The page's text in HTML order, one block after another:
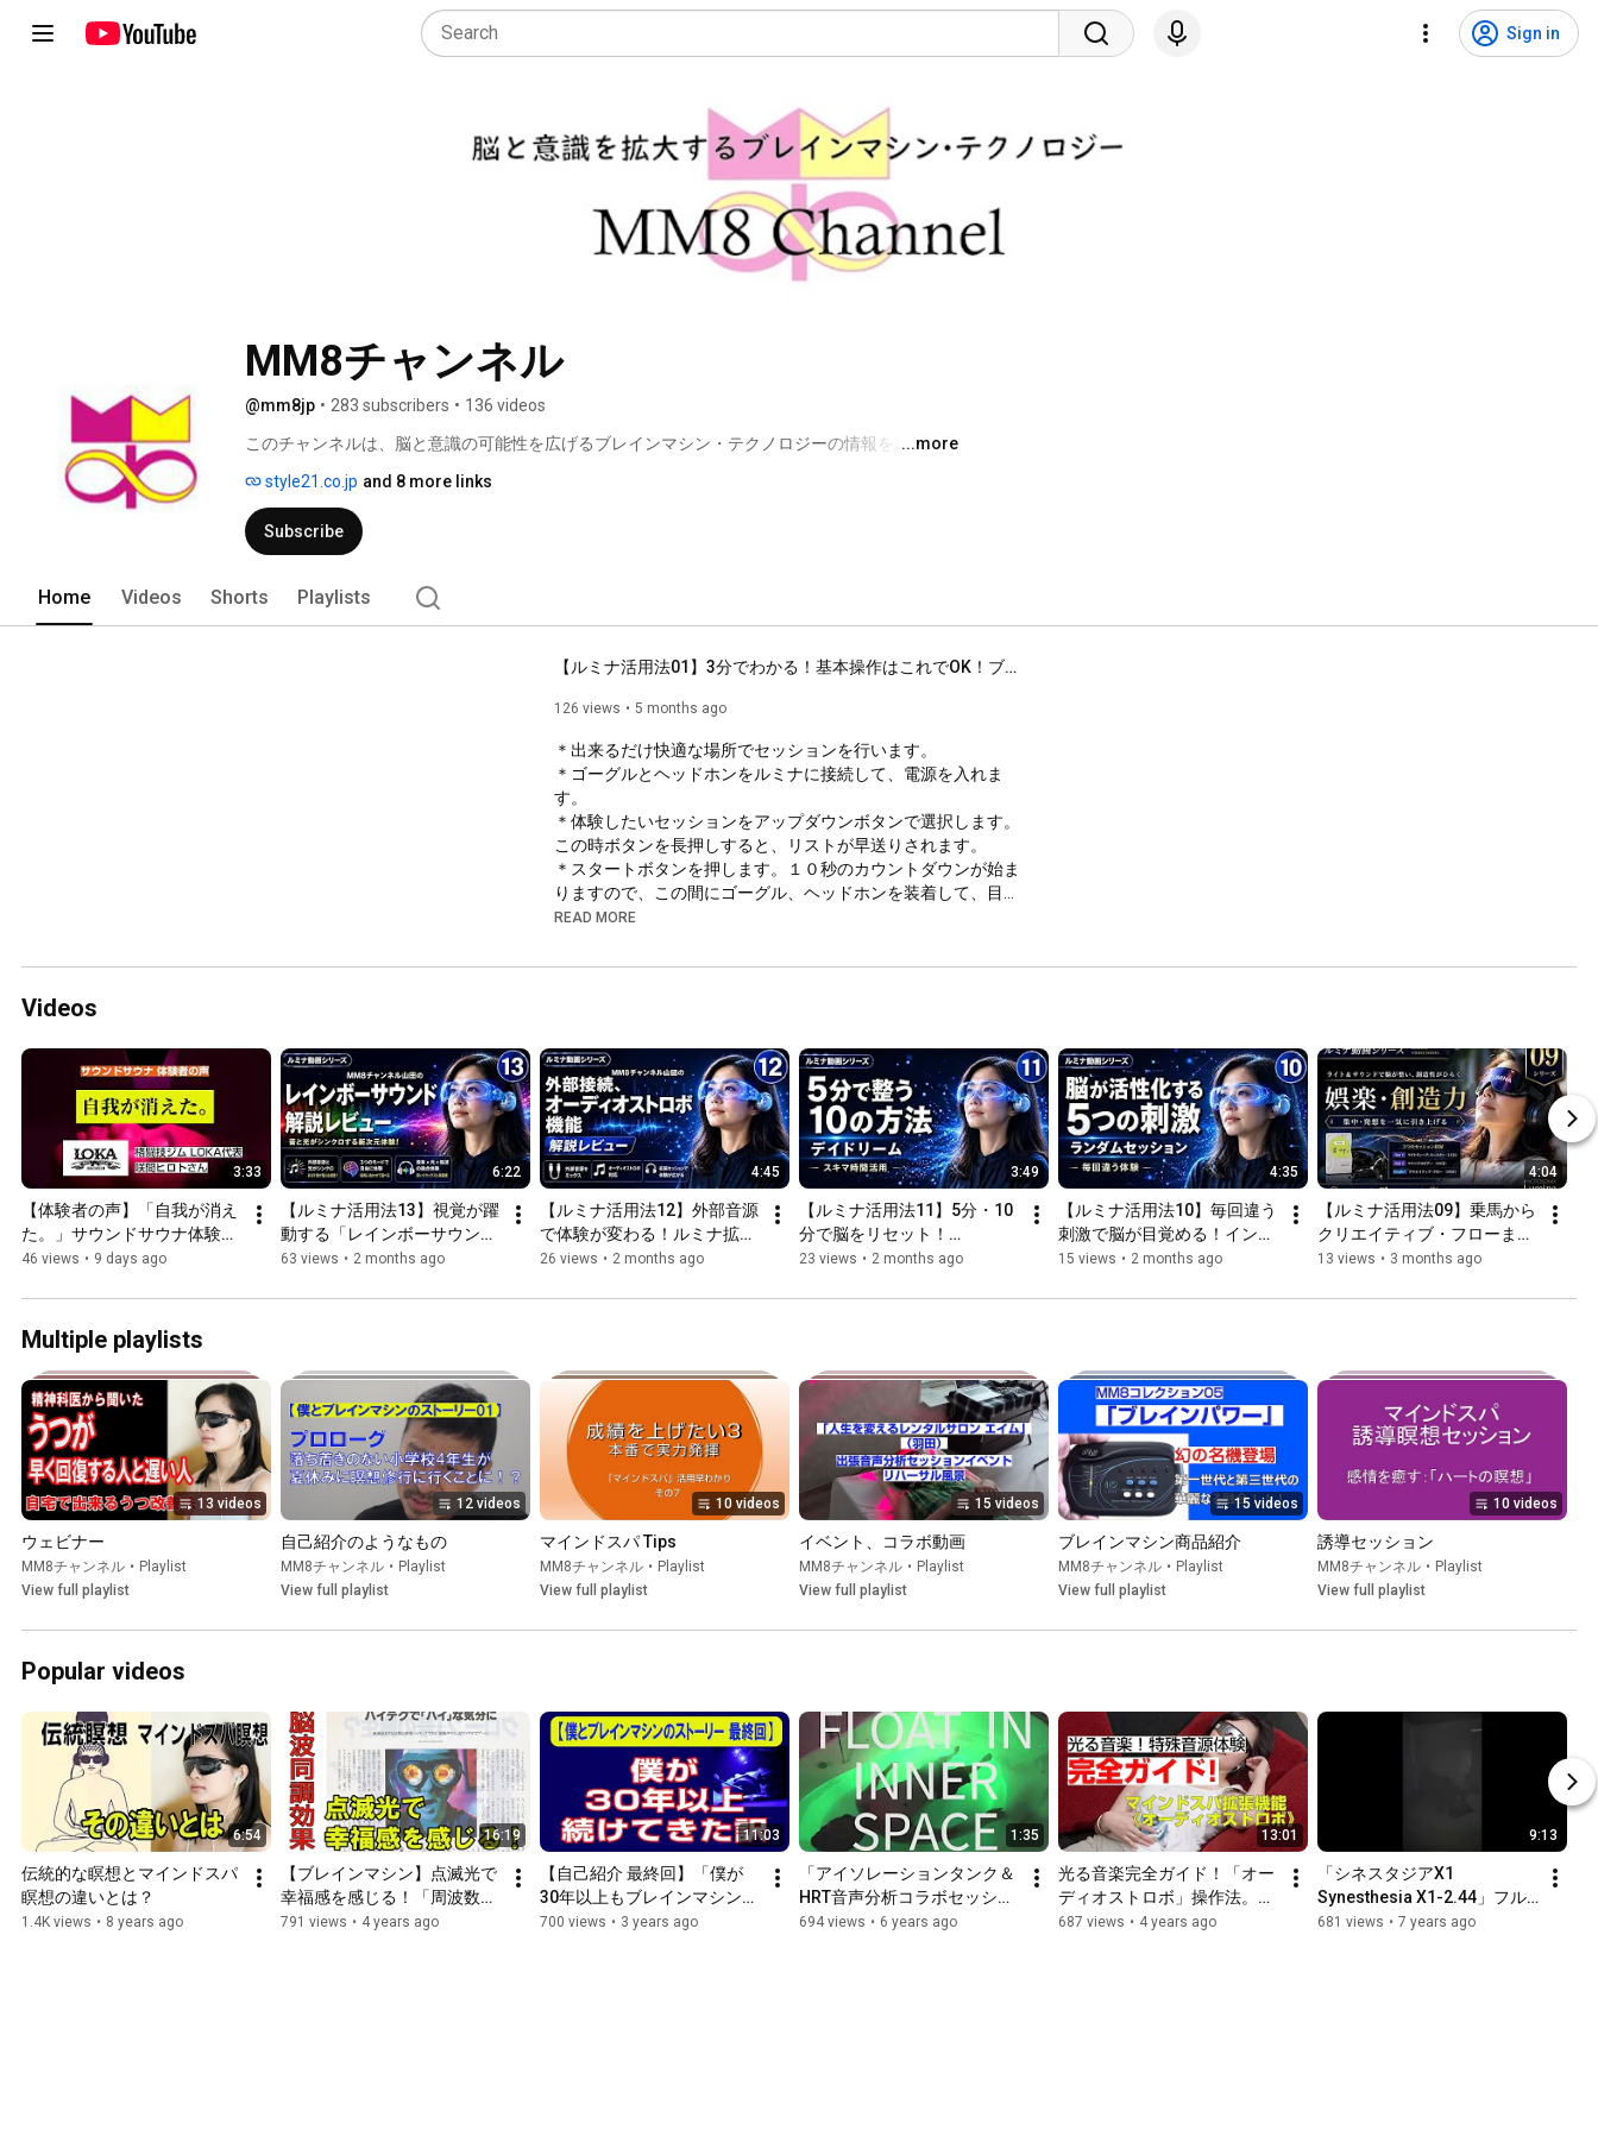
Sign in
MM8チャンネル
@mm8jp • 283 subscribers • 136 videos
このチャンネルは、脳と意識の可能性を広げるブレインマシン・テクノロジーの情報を紹介し
...more
style21.co.jp and 8 more links
Subscribe
Home Videos Shorts Playlists
【ルミナ活用法01】3分でわかる！基本操作はこれでOK！ブレインマシン「ルミナ」クイックスタートガイド
126 views 5 months ago
＊出来るだけ快適な場所でセッションを行います。
＊ゴーグルとヘッドホンをルミナに接続して、電源を入れま
す。
＊体験したいセッションをアップダウンボタンで選択します。
この時ボタンを長押しすると、リストが早送りされます。
＊スタートボタンを押します。１０秒のカウントダウンが始ま
りますので、この間にゴーグル、ヘッドホンを装着して、目を
軽く閉じてセッションを体験します
レベルに調整します。光や音の感覚は、体調や意識状態、セッ
一時停止・再開：スタートボタンを押す。再開するときは再度
スタートボタンを押す
セッションを途中で終了する：スタートボタンを２秒長押し／
電源ボタンを押して電源オフ
「ルミナ LUMINA」販売ページ
https://shop-style21.com/product/lumina
READ MORE
Videos
3:33
【体験者の声】「自我が消え
た。」サウンドサウナ体験イ
ンタビュー｜格闘技ジム
46 views • 9 days ago
6:22
【ルミナ活用法13】視覚が躍
動する「レインボーサウン
ド」機能を徹底解説
63 views • 2 months ago
4:45
【ルミナ活用法12】外部音源
で体験が変わる！ルミナ拡張
機能レビュー
26 views • 2 months ago
3:49
【ルミナ活用法11】5分・10
分で脳をリセット！
DayDreamセッション全解説
23 views • 2 months ago
4:35
【ルミナ活用法10】毎回違う
刺激で脳が目覚める！インプ
ロ（ランダム）セッション全
15 views • 2 months ago
4:04
【ルミナ活用法09】乗馬から
クリエイティブ・フローま
で。MM8「娯楽・創造力セッ
Create1）」全解説
13 views • 3 months ago
Multiple playlists
13 videos
ウェビナー
MM8チャンネル • Playlist
View full playlist
12 videos
自己紹介のようなもの
MM8チャンネル • Playlist
View full playlist
10 videos
マインドスパ Tips
MM8チャンネル • Playlist
View full playlist
15 videos
イベント、コラボ動画
MM8チャンネル • Playlist
View full playlist
15 videos
ブレインマシン商品紹介
MM8チャンネル • Playlist
View full playlist
10 videos
誘導セッション
MM8チャンネル • Playlist
View full playlist
Popular videos
6:54
伝統的な瞑想とマインドスパ
瞑想の違いとは？
1.4K views • 8 years ago
16:19
【ブレインマシン】点滅光で
幸福感を感じる！「周波数同
調現象の歴史」基本理論を解
791 views • 4 years ago
11:03
【自己紹介 最終回】「僕が
30年以上もブレインマシンを
続けてきた訳」
700 views • 3 years ago
1:35
「アイソレーションタンク＆
HRT音声分析コラボセッショ
ン」PV
694 views • 6 years ago
13:01
光る音楽完全ガイド！「オー
ディオストロボ」操作法。音
楽を目で見るセッション体
687 views • 4 years ago
9:13
「シネスタジアX1
Synesthesia X1-2.44」フル
セッション8分ノーカット
681 views • 7 years ago